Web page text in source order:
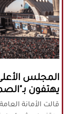
|فارسي|
|עברית|
كافة الحقوق
يُرجى ذكر المصدر
المجلس
يهتفون
قالت الأمانة